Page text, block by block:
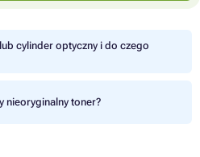
cylinder optyczny i do czego
nieoryginalny toner?